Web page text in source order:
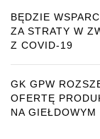
BĘDZIE
ZA STRATY W
Z COVID-19
GK GPW
OFERTĘ
NA